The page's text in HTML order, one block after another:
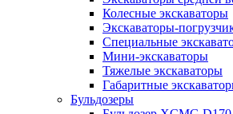
Колесные экскаваторы
Экскаваторы-
Специальные
Мини-экскаваторы
Тяжелые экскаваторы
Габаритные
Бульдозеры